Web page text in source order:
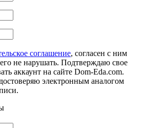
соглашение, согласен с ним
не нарушать. Подтверждаю свое
аккаунт на сайте Dom-Eda.com.
электронным аналогом